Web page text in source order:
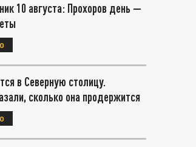
10 августа: Прохоров день —
в Северную столицу.
сколько она продержится